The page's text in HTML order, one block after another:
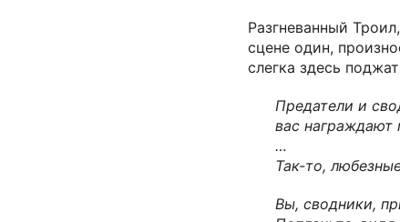
Разгневанный
сцене один,
слегка здесь
Предатели и
вас награждают
…
Так-то,
Вы, сводники,